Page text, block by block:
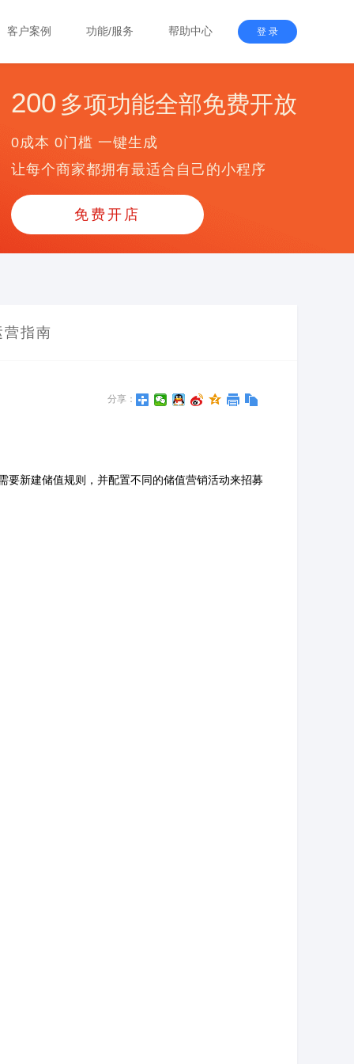
客户案例 功能/服务 帮助中心 登 录
200 多项功能全部免费开放
0成本 0门槛 一键生成
让每个商家都拥有最适合自己的小程序
免费开店
指南
分享：
要新建储值规则，并配置不同的储值营销活动来招募